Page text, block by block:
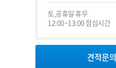
토,공휴일 휴무
12:00~13:00 점심시간
견적문의